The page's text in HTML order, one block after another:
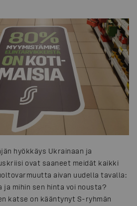
hyökkäys Ukrainaan ja
ovat saaneet meidät kaikki
aivan uudella tavalla:
ja mihin sen hinta voi nousta?
katse on kääntynyt S-ryhmän